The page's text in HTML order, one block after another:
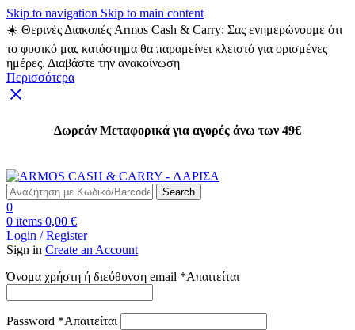
Skip to navigation Skip to main content
☀️ Θερινές Διακοπές Armos Cash & Carry: Σας ενημερώνουμε ότι
το φυσικό μας κατάστημα θα παραμείνει κλειστό για ορισμένες
ημέρες. Διαβάστε την ανακοίνωση
Περισσότερα
Δωρεάν Μεταφορικά για αγορές άνω των 49€
Search
0
0 items 0,00 €
Login / Register
Sign in Create an Account
Όνομα χρήστη ή διεύθυνση email *Απαιτείται
Password *Απαιτείται